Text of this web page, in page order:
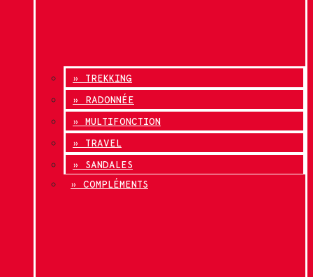
» TREKKING
» RADONNÉE
» MULTIFONCTION
» TRAVEL
» SANDALES
» COMPLÉMENTS